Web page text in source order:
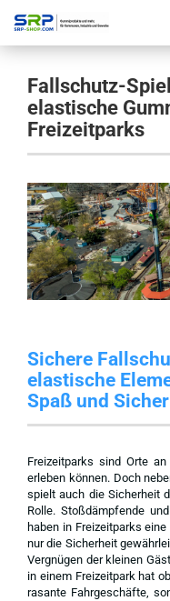
Fallschutz-
elastische
Freizeitparks
Sichere
elastische
Spaß und
Freizeitparks sind Orte
erleben können. Doch
spielt auch die Sicherheit
Rolle. Stoßdämpfende
haben in Freizeitparks
nur die Sicherheit
Vergnügen der kleinen
in einem Freizeitpark hat
rasante Fahrgeschäfte,